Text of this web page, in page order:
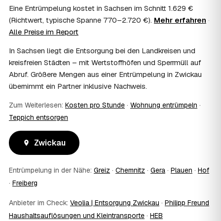
Wohnungsauflösung im Rahmen von Sozialhilfe oder
einem vom Amt veranlassten Umzug. Wichtig: Den Antrag
stellen Sie vor Auftragserteilung beim zuständigen Amt
und holen die Kostenübernahme schriftlich ein. AWL
über die Kostenübernahme.
08 Bekomme ich einen Entsorgungsnachweis?
Ja. Die Partner entsorgen über zugelassene Höfe und
stellen auf Wunsch einen Entsorgungsnachweis aus —
oder die eigene Dokumentation.
09 Muss ich bei der Entrümpelung anwesend sein?
Nicht zwingend. Viele Kunden in Zwickau sind nur zur
Übergabe und zum Abschluss vor Ort; den genauen
Ablauf — etwa die Schlüsselübergabe — stimmen Sie
10 Was ist im Festpreis enthalten?
Der Festpreis deckt in der Regel das komplette
Ausräumen, Tragen und Verladen, den Transport sowie die
fachgerechte Entsorgung ab — auf Wunsch inklusive
besenreiner Übergabe. Es gibt keine versteckten
Eine Entrümpelung kostet in Sachsen im Schnitt 1.629 €
(Richtwert, typische Spanne 770–2.720 €). Mehr erfahren ·
Alle Preise im Report
In Sachsen liegt die Entsorgung bei den Landkreisen und
kreisfreien Städten – mit Wertstoffhöfen und Sperrmüll auf
Abruf. Größere Mengen aus einer Entrümpelung in Zwickau
übernimmt ein Partner inklusive Nachweis.
Zum Weiterlesen: Kosten pro Stunde · Wohnung entrümpeln ·
Teppich entsorgen
Zwickau
Entrümpelung in der Nähe: Greiz · Chemnitz · Gera · Plauen · Hof
· Freiberg
Anbieter im Check: Veolia | Entsorgung Zwickau · Philipp Freund
Haushaltsauflösungen und Kleintransporte · HEB